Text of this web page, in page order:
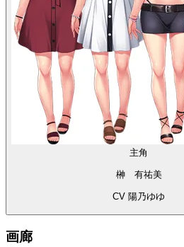
主角
榊 有祐美
CV 陽乃ゆゆ
画廊